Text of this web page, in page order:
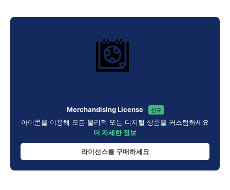
Merchandising License 신규
아이콘을 이용해 모든 물리적 또는 디지털 상품을 커스텀하세요
더 자세한 정보
라이선스를 구매하세요